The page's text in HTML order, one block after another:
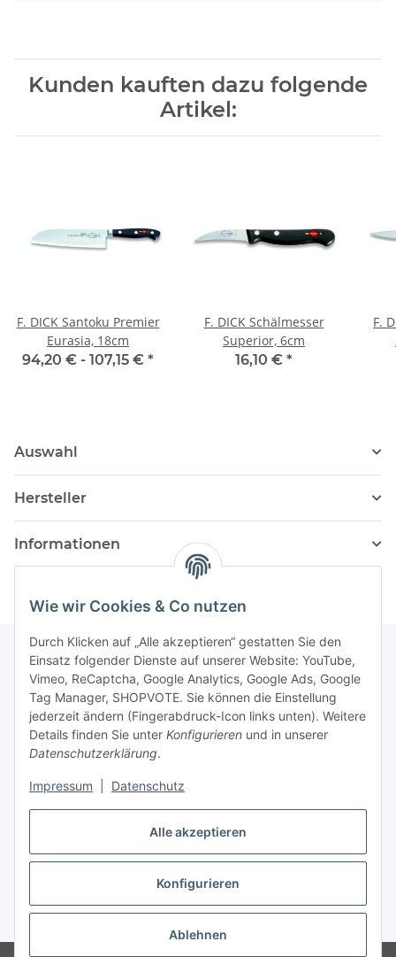
Alle akzeptieren
Konfigurieren
Ablehnen
Wie wir Cookies & Co nutzen
Durch Klicken auf „Alle akzeptieren“ gestatten Sie den
Einsatz folgender Dienste auf unserer Website: YouTube,
Vimeo, ReCaptcha, Google Analytics, Google Ads, Google
Tag Manager, SHOPVOTE. Sie können die Einstellung
jederzeit ändern (Fingerabdruck-Icon links unten). Weitere
Details finden Sie unter Konfigurieren und in unserer
Datenschutzerklärung.
Impressum Datenschutz
Kunden kauften dazu folgende
Artikel:
F. DICK Santoku Premier
Eurasia, 18cm
94,20 € - 107,15 € *
F. DICK Schälmesser
Superior, 6cm
16,10 € *
F.
Auswahl
Hersteller
Informationen
Newsletter Abonnieren
Bitte senden Sie mir entsprechend Ihrer
Datenschutzerklärungregelmäßig und jederzeit widerruflich
Informationen zu Ihrem Produktsortiment per E-Mail zu.
Abonnieren
Newsletter Abonnieren
Vertrag widerrufen
* Alle Preise inkl. gesetzlicher USt., zzgl.